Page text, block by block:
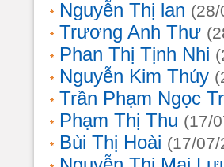
Nguyễn Thị lan
Trương Anh Thư
Phan Thị Tịnh Nhi
Nguyễn Kim Thúy
Trần Phạm Ngọc
Phạm Thị Thu (17/
Bùi Thị Hoài (17/